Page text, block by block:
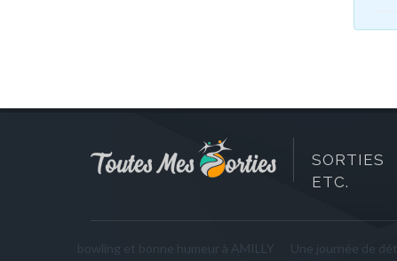
SORTIES
ETC.
bowling et bonne humeur à AMILLY
Une journée de